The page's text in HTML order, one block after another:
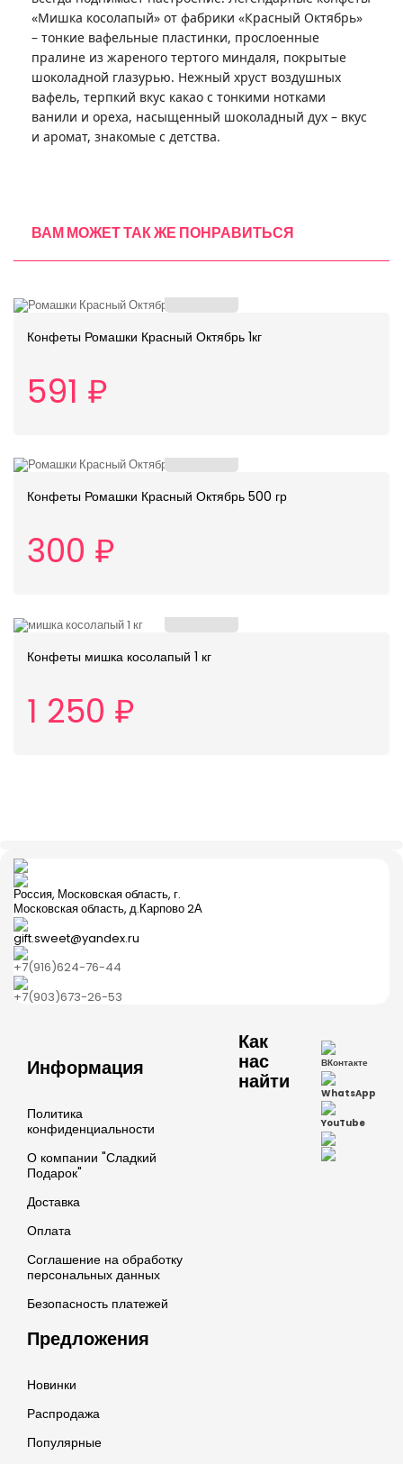
«Мишка косолапый» от фабрики «Красный Октябрь»
– тонкие вафельные пластинки, прослоенные
пралине из жареного тертого миндаля, покрытые
шоколадной глазурью. Нежный хруст воздушных
вафель, терпкий вкус какао с тонкими нотками
ванили и ореха, насыщенный шоколадный дух – вкус
и аромат, знакомые с детства.
ВАМ МОЖЕТ ТАК ЖЕ ПОНРАВИТЬСЯ
Конфеты Ромашки Красный Октябрь 1кг
591 ₽
Конфеты Ромашки Красный Октябрь 500 гр
300 ₽
Конфеты мишка косолапый 1 кг
1 250 ₽
Россия, Московская область, г.
Московская область, д.Карпово 2А
gift.sweet@yandex.ru
+7(916)624-76-44
+7(903)673-26-53
Информация
Политика
конфиденциальности
О компании "Сладкий
Подарок"
Доставка
Оплата
Соглашение на обработку
персональных данных
Безопасность платежей
Предложения
Новинки
Распродажа
Популярные
Как
нас
найти
ВКонтакте
WhatsApp
YouTube